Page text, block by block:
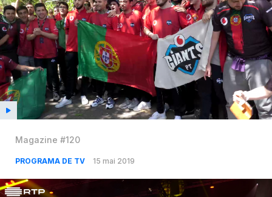
Magazine #120
PROGRAMA DE TV 15 mai 2019